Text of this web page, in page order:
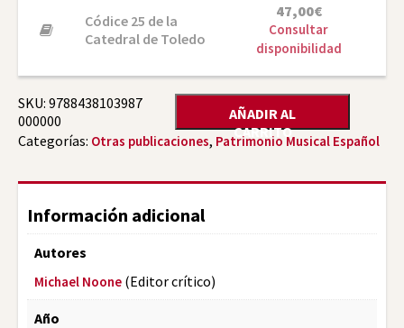
Códice 25 de la
Catedral de Toledo
47,00€
Consultar
disponibilidad
AÑADIR AL
CARRITO
SKU: 9788438103987
000000
Categorías: Otras publicaciones, Patrimonio Musical Español
Información adicional
Autores
Michael Noone (Editor crítico)
Año